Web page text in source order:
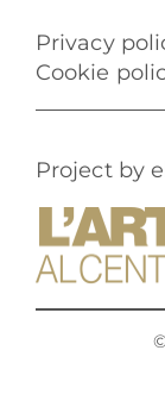
Privacy
Cookie
Project by